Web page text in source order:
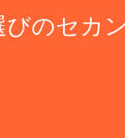
びのセカ